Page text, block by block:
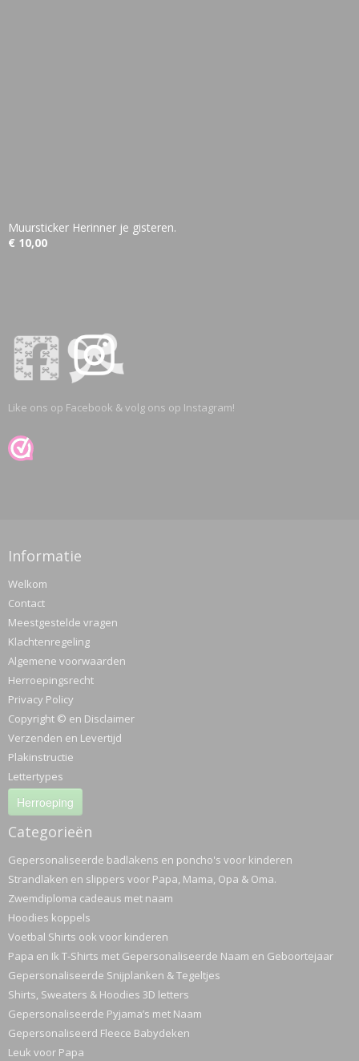
Muursticker Herinner je gisteren.
€ 10,00
Like ons op Facebook & volg ons op Instagram!
Informatie
Welkom
Contact
Meestgestelde vragen
Klachtenregeling
Algemene voorwaarden
Herroepingsrecht
Privacy Policy
Copyright © en Disclaimer
Verzenden en Levertijd
Plakinstructie
Lettertypes
Herroeping
Categorieën
Gepersonaliseerde badlakens en poncho's voor kinderen
Strandlaken en slippers voor Papa, Mama, Opa & Oma.
Zwemdiploma cadeaus met naam
Hoodies koppels
Voetbal Shirts ook voor kinderen
Papa en Ik T-Shirts met Gepersonaliseerde Naam en Geboortejaar
Gepersonaliseerde Snijplanken & Tegeltjes
Shirts, Sweaters & Hoodies 3D letters
Gepersonaliseerde Pyjama’s met Naam
Gepersonaliseerd Fleece Babydeken
Leuk voor Papa